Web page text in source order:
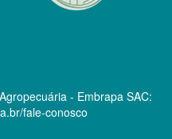
- Embrapa SAC:
fale-conosco